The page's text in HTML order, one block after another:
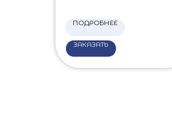
ПОДРОБНЕЕ
ЗАКАЗАТЬ